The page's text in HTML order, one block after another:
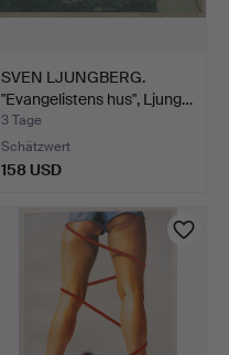
SVEN LJUNGBERG.
"Evangelistens hus", Ljung…
3 Tage
Schätzwert
158 USD